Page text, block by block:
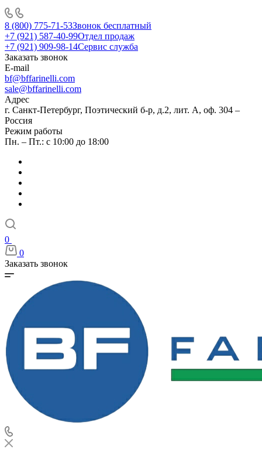
8 (800) 775-71-53Звонок бесплатный
+7 (921) 587-40-99Отдел продаж
+7 (921) 909-98-14Сервис служба
Заказать звонок
E-mail
bf@bffarinelli.com
sale@bffarinelli.com
Адрес
г. Санкт-Петербург, Поэтический б-р, д.2, лит. А, оф. 304 –
Россия
Режим работы
Пн. – Пт.: с 10:00 до 18:00
0
0
Заказать звонок